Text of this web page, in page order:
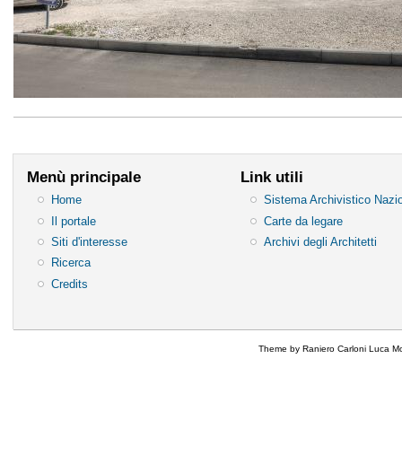
Menù principale
Home
Il portale
Siti d'interesse
Ricerca
Credits
Link utili
Sistema Archivistico
Carte da legare
Archivi degli Architetti
Theme by Raniero Carloni Luca